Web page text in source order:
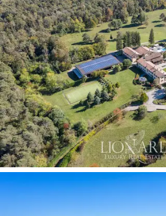
En el semisótano también están
la bodega para los vinos.
Frente al edificio principal hay un
pisos: en la planta baja hay una
una histórica chimenea, la zona
ideal para pasar agradables
la primera planta hay otro salón.